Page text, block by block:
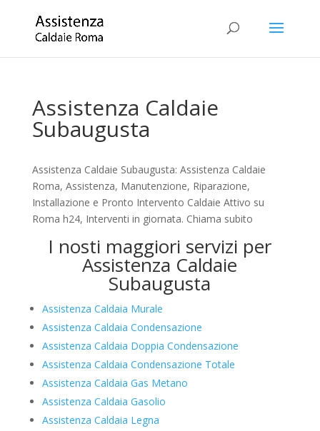
Assistenza Caldaie
Subaugusta
Assistenza Caldaie Subaugusta: Assistenza Caldaie
Roma, Assistenza, Manutenzione, Riparazione,
Installazione e Pronto Intervento Caldaie Attivo su
Roma h24, Interventi in giornata. Chiama subito
I nosti maggiori servizi per
Assistenza Caldaie
Subaugusta
Assistenza Caldaia Murale
Assistenza Caldaia Condensazione
Assistenza Caldaia Doppia Condensazione
Assistenza Caldaia Condensazione Totale
Assistenza Caldaia Gas Metano
Assistenza Caldaia Gasolio
Assistenza Caldaia Legna